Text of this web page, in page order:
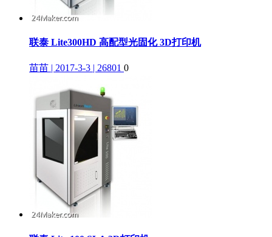
联泰 Lite300HD 高配型光固化 3D打印机
苗苗 | 2017-3-3 | 26801 0